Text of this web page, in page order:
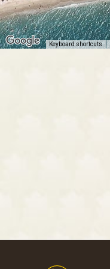
Keyboard shortcuts